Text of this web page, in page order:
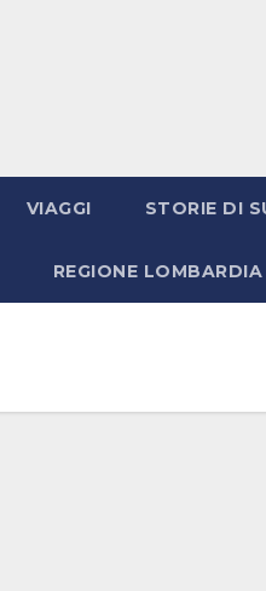
VIAGGI STORIE DI
REGIONE LOMBARDIA